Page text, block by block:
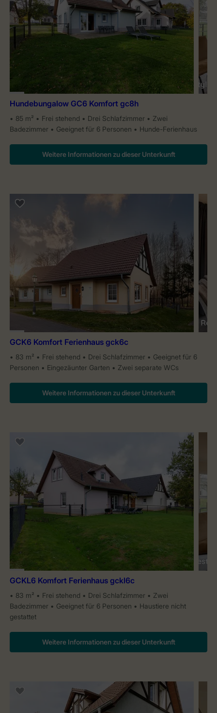
Hundebungalow GC6 Komfort gc8h
85 m² Frei stehend Drei Schlafzimmer
Zwei
Badezimmer
Geeignet für 6 Personen Hunde-Ferienhaus
Weitere Informationen zu dieser Unterkunft
GCK6 Komfort Ferienhaus gck6c
83 m² Frei stehend Drei Schlafzimmer
Geeignet für 6
Personen
Eingezäunter Garten Zwei separate WCs
Weitere Informationen zu dieser Unterkunft
GCKL6 Komfort Ferienhaus gckl6c
83 m² Frei stehend Drei Schlafzimmer
Zwei
Badezimmer
Geeignet für 6 Personen
Haustiere nicht
gestattet
Weitere Informationen zu dieser Unterkunft